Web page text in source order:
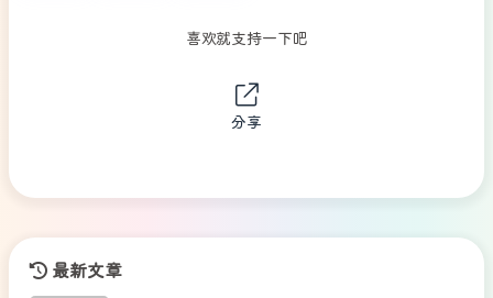
喜欢就支持一下吧
分享
最新文章